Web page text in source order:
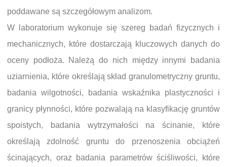
poddawane są szczegółowym analizom.
W laboratorium wykonuje się szereg badań fizycznych i
mechanicznych, które dostarczają kluczowych danych do
oceny podłoża. Należą do nich między innymi badania
uziarnienia, które określają skład granulometryczny gruntu,
badania wilgotności, badania wskaźnika plastyczności i
granicy płynności, które pozwalają na klasyfikację gruntów
spoistych, badania wytrzymałości na ścinanie, które
określają zdolność gruntu do przenoszenia obciążeń
ścinających, oraz badania parametrów ściśliwości, które